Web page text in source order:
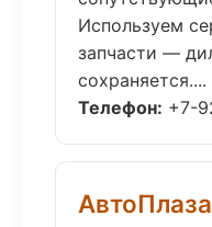
Используем
запчасти —
сохраняется....
Телефон: +7-